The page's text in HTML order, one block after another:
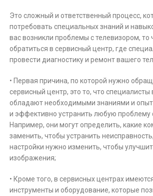
Это сложный и ответственный процесс,
потребовать специальных знаний и
вас возникли проблемы с телевизором, то
обратиться в сервисный центр, где
провести диагностику и ремонт вашего
• Первая причина, по которой нужно
сервисный центр, это то, что специалисты
обладают необходимыми знаниями и
и эффективно устранить любую проблему
Например, они могут определить, какие
заменить, чтобы устранить
настройки нужно изменить, чтобы
изображения;
• Кроме того, в сервисных центрах
инструменты и оборудование, которые